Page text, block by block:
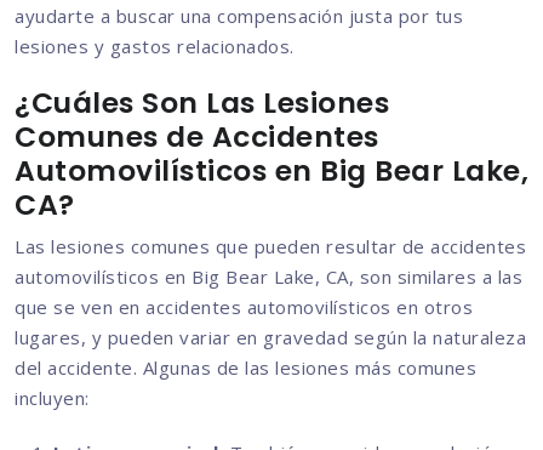
ayudarte a buscar una compensación justa por tus
lesiones y gastos relacionados.
¿Cuáles Son Las Lesiones
Comunes de Accidentes
Automovilísticos en Big Bear Lake,
CA?
Las lesiones comunes que pueden resultar de accidentes
automovilísticos en Big Bear Lake, CA, son similares a las
que se ven en accidentes automovilísticos en otros
lugares, y pueden variar en gravedad según la naturaleza
del accidente. Algunas de las lesiones más comunes
incluyen: